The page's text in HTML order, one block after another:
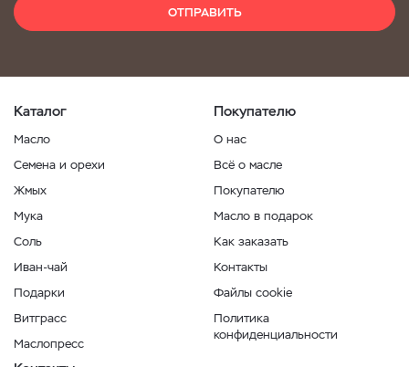
ОТПРАВИТЬ
Каталог
Масло
Семена и орехи
Жмых
Мука
Соль
Иван-чай
Подарки
Витграсс
Маслопресс
Покупателю
О нас
Всё о масле
Покупателю
Масло в подарок
Как заказать
Контакты
Файлы cookie
Политика
конфиденциальности